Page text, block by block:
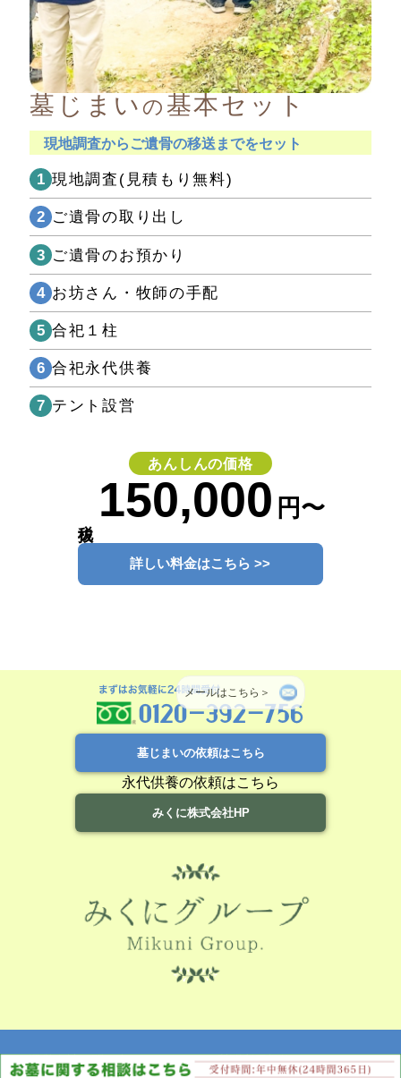
墓じまい の 基本セット
現地調査からご遺骨の移送までをセット
1 現地調査(見積もり無料)
2 ご遺骨の取り出し
3 ご遺骨のお預かり
4 お坊さん・牧師の手配
5 合祀１柱
6 合祀永代供養
7 テント設営
あんしんの価格
150,000 円〜
詳しい料金はこちら >>
メールはこちら＞
墓じまいの依頼はこちら
永代供養の依頼はこちら
みくに株式会社HP
運営会社お問い合わせ よくあるご質問利用規約